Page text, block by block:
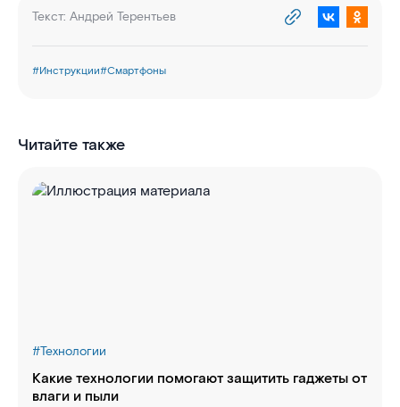
Текст: Андрей Терентьев
#Инструкции#Смартфоны
Читайте также
#Технологии
Какие технологии помогают защитить гаджеты от
влаги и пыли